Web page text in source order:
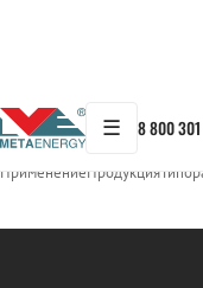
☰ 8 800
← Продукция/
ПрименениеПродукция